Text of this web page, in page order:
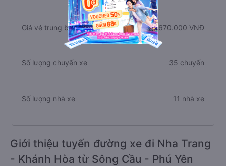
Giá vé trung bình 670.000 VNĐ
Số lượng chuyến xe 35 chuyến
Số lượng nhà xe 11 nhà xe
Giới thiệu tuyến đường xe đi Nha Trang
- Khánh Hòa từ Sông Cầu - Phú Yên